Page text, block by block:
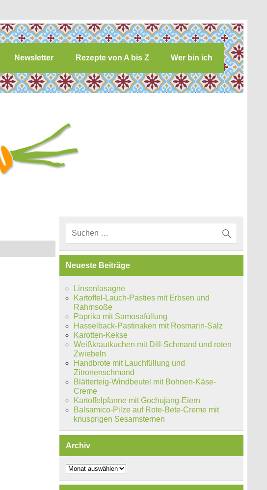
Newsletter Rezepte von A bis Z Wer bin ich
Neueste Beiträge
Linsenlasagne
Kartoffel-Lauch-Pasties mit Erbsen und
Rahmsoße
Paprika mit Samosafüllung
Hasselback-Pastinaken mit Rosmarin-Salz
Karotten-Kekse
Weißkrautkuchen mit Dill-Schmand und roten
Zwiebeln
Handbrote mit Lauchfüllung und
Zitronenschmand
Blätterteig-Windbeutel mit Bohnen-Käse-
Creme
Kartoffelpfanne mit Gochujang-Eiern
Balsamico-Pilze auf Rote-Bete-Creme mit
knusprigen Sesamsternen
Archiv
Archiv